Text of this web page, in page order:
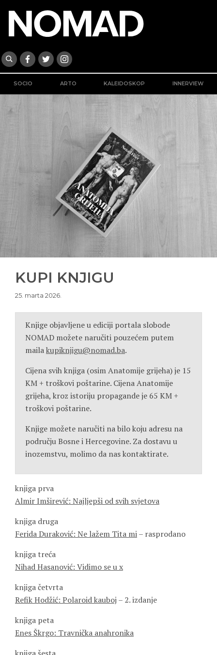
SOCIO ARTO KALEIDOSKOP INNERVIEW
KUPI KNJIGU
25. marta 2026.
Knjige objavljene u ediciji portala slobode
NOMAD možete naručiti pouzećem putem
mailakupiknjigu@nomad.ba.
Cijena svih knjiga (osim Anatomije grijeha) je 15
KM + troškovi poštarine. Cijena Anatomije
grijeha, kroz istoriju propagande je 65 KM +
troškovi poštarine.
Knjige možete naručiti na bilo koju adresu na
području Bosne i Hercegovine. Za dostavu u
inozemstvu, molimo da nas kontaktirate.
knjiga prva
Almir Imširević: Najljepši od svih svjetova
knjiga druga
Ferida Duraković: Ne lažem Tita mi– rasprodano
knjiga treća
Nihad Hasanović: Vidimo se u x
knjiga četvrta
Refik Hodžić: Polaroid kauboj – 2. izdanje
knjiga peta
Enes Škrgo: Travnička anahronika